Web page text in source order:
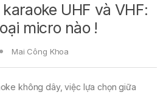
UHF và VHF:
micro nào !
Mai Công Khoa
không dây, việc lựa chọn giữa